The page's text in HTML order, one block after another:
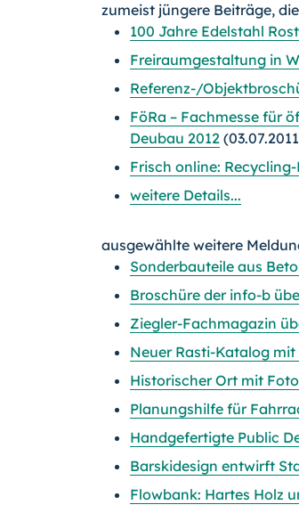
zumeist jüngere Beiträge,
100 Jahre Edelstahl
Freiraumgestaltung in
Referenz-/
FöRa – Fachmesse für
Deubau 2012
Frisch online:
weitere Details...
ausgewählte weitere
Sonderbauteile aus
Broschüre der info-b
Ziegler-Fachmagazin
Neuer Rasti-Katalog
Historischer Ort mit
Planungshilfe für
Handgefertigte Public
Barskidesign entwirft
Flowbank: Hartes Holz